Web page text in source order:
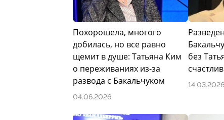
Образование
После окончания школы Владислав
институт. Он обучался по
получив диплом о высшем
впоследствии стало основой для
связанных с развитием цифровых
Карьера
Похорошела, многого
добилась, но все равно
щемит в душе: Татьяна Ким
о переживаниях из-за
развода с Бакальчуком
04.06.2026
без
14.03.2026